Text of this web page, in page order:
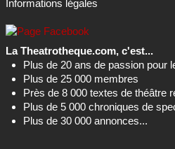
Informations légales
La Theatrotheque.com, c'est...
Plus de 20 ans de passion pour
Plus de 25 000 membres
Près de 8 000 textes de théâtre
Plus de 5 000 chroniques de
Plus de 30 000 annonces...